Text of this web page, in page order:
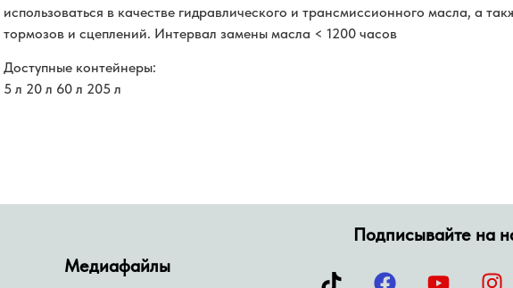
использоваться в качестве гидравлического и трансмиссионного масла, а
тормозов и сцеплений. Интервал замены масла < 1200 часов
Доступные контейнеры:
5 л 20 л 60 л 205 л
Медиафайлы
Подписывайте на